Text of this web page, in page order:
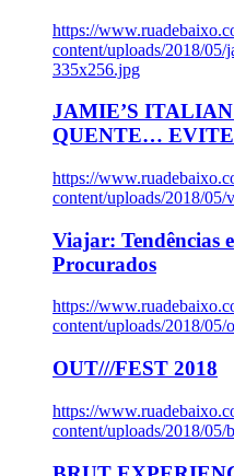
https://
content/uploads/2018/
335x256.jpg
JAMIE’S
QUENTE…
https://
content/uploads/2018/05/
Viajar: Tendências
Procurados
https://
content/uploads/2018/
OUT///FEST 2018
https://
content/uploads/2018/